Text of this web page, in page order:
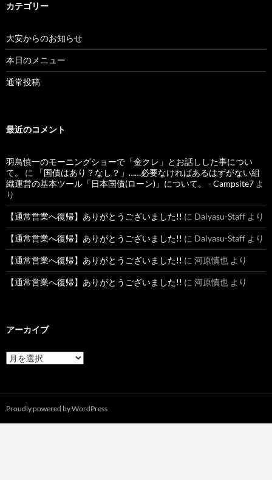
カテゴリー
大安からのお知らせ
本日のメニュー
通常投稿
最近のコメント
羽鳥慎一のモーニングショーで「金クレ」とお話しした事につい
て。
に
「国債はあり？なし？」……必要なければあるはずがない組
織運営の基本ツール「日本国債(ローン)」について。 - Campsite7 よ
り
【通常営業へ復帰】ありがとうございました!! に Daiyasu-Staff より
【通常営業へ復帰】ありがとうございました!! に Daiyasu-Staff より
【通常営業へ復帰】ありがとうございました!! に 河原慎也 より
【通常営業へ復帰】ありがとうございました!! に 河原慎也 より
アーカイブ
ア
ー
Proudly powered by WordPress